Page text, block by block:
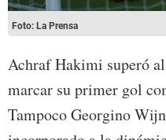
Foto: La Prensa
Achraf Hakimi superó
marcar su primer gol
Tampoco Georgino